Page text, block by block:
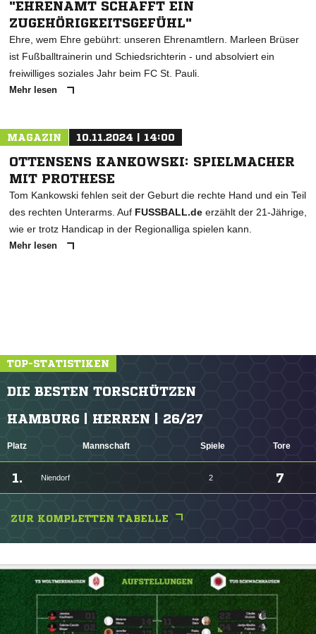
"EHRENAMT SCHAFFT EIN
ZUGEHÖRIGKEITSGEFÜHL"
Ehre, wem Ehre gebührt: unseren Ehrenamtlern. Marleen Brüser
ist Fußballtrainerin und Schiedsrichterin - und absolviert ein
freiwilliges soziales Jahr beim FC St. Pauli.
Mehr lesen
MAGAZIN 10.11.2024 | 14:00
OTTENSENS KANKOWSKI: SPIELMACHER
MIT PROTHESE
Tom Kankowski fehlen seit der Geburt die rechte Hand und ein Teil
des rechten Unterarms. Auf FUSSBALL.de erzählt der 21-Jährige,
wie er trotz Handicap in der Regionalliga spielen kann.
Mehr lesen
TOP-STATISTIKEN
DIE BESTEN TORSCHÜTZEN
HAMBURG | HERREN | 26/27
Platz Mannschaft Spiele Tore
1. Niendorf 2 7
ZUR KOMPLETTEN TABELLE